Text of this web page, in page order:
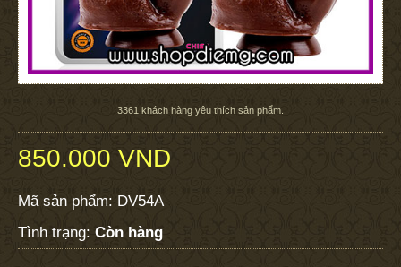
3361 khách hàng yêu thích sản phẩm.
850.000 VND
Mã sản phẩm: DV54A
Tình trạng: Còn hàng